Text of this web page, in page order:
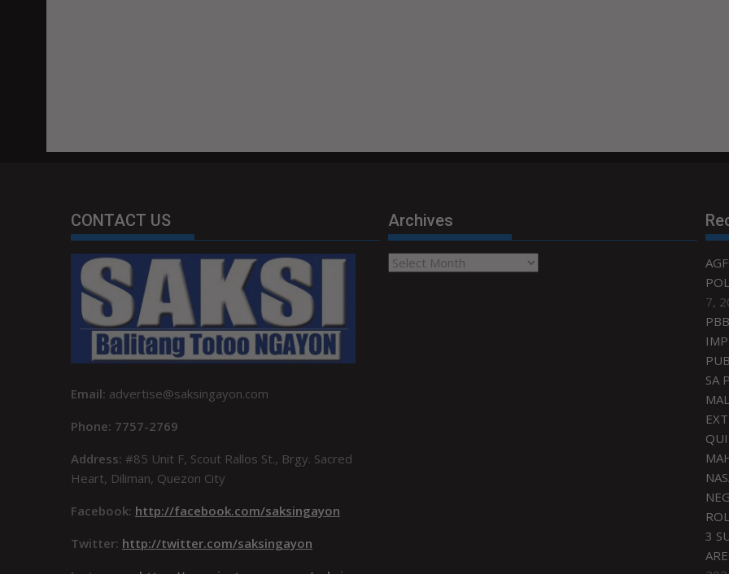
CONTACT US
Email: advertise@saksingayon.com
Phone: 7757-2769
Address: #85 Unit F, Scout Rallos St., Brgy. Sacred
Heart, Diliman, Quezon City
Facebook: http://facebook.com/saksingayon
Twitter: http://twitter.com/saksingayon
Archives
Archives
7,
SA
3